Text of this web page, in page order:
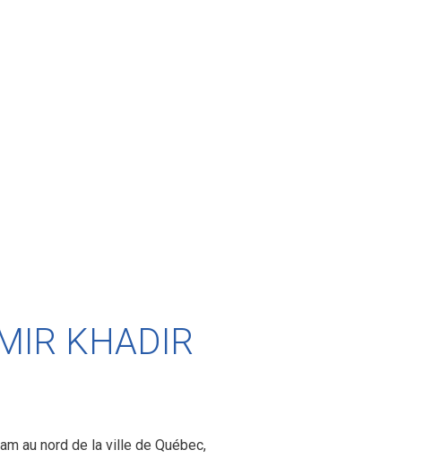
KHADIR
au nord de la ville de Québec,